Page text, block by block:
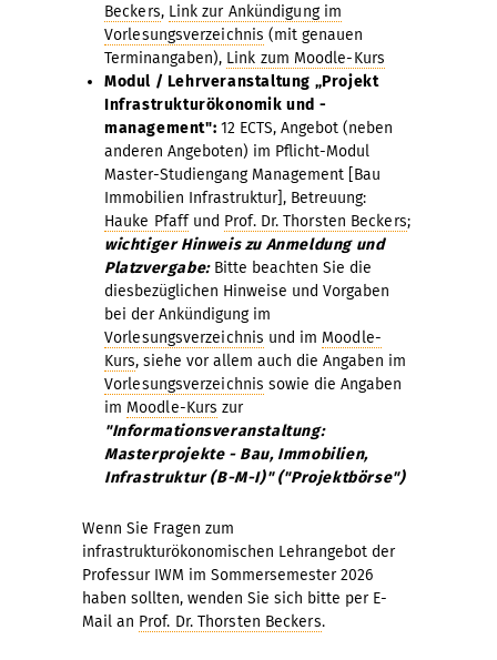
Beckers, Link zur Ankündigung im
Vorlesungsverzeichnis (mit genauen
Terminangaben), Link zum Moodle-Kurs
Modul / Lehrveranstaltung „Projekt
Infrastrukturökonomik und -
management": 12 ECTS, Angebot (neben
anderen Angeboten) im Pflicht-Modul
Master-Studiengang Management [Bau
Immobilien Infrastruktur], Betreuung:
Hauke Pfaffund Prof. Dr. Thorsten Beckers;
wichtiger Hinweis zu Anmeldung und
Platzvergabe:Bitte beachten Sie die
diesbezüglichen Hinweise und Vorgaben
bei der Ankündigung im
Vorlesungsverzeichnis und im Moodle-
Kurs, siehe vor allem auch die Angaben im
Vorlesungsverzeichnis sowie die Angaben
im Moodle-Kurs zur
"Informationsveranstaltung:
Masterprojekte - Bau, Immobilien,
Infrastruktur (B-M-I)" ("Projektbörse")
Wenn Sie Fragen zum
infrastrukturökonomischen Lehrangebot der
Professur IWM im Sommersemester 2026
haben sollten, wenden Sie sich bitte per E-
Mail an Prof. Dr. Thorsten Beckers.